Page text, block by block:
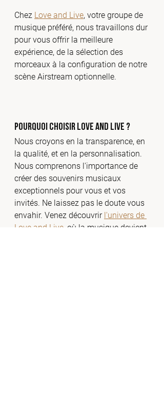
Chez Love and Live, votre groupe de
musique préféré, nous travaillons dur
pour vous offrir la meilleure
expérience, de la sélection des
morceaux à la configuration de notre
scène Airstream optionnelle.
Pourquoi Choisir Love and Live ?
Nous croyons en la transparence, en
la qualité, et en la personnalisation.
Nous comprenons l'importance de
créer des souvenirs musicaux
exceptionnels pour vous et vos
invités. Ne laissez pas le doute vous
envahir. Venez découvrir l'univers de
Love and Live, où la musique devient